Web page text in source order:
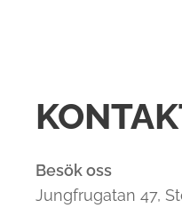
Besök oss
Jungfrugatan 47,